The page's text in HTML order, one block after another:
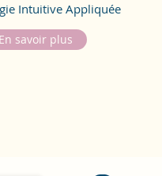
Intuitive Appliquée
En savoir plus